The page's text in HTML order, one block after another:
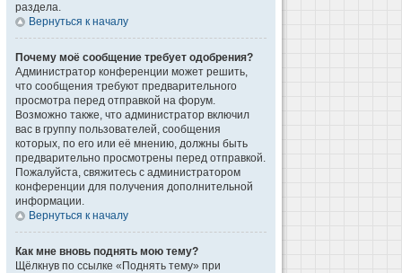
раздела.
Вернуться к началу
Почему моё сообщение требует одобрения?
Администратор конференции может решить,
что сообщения требуют предварительного
просмотра перед отправкой на форум.
Возможно также, что администратор включил
вас в группу пользователей, сообщения
которых, по его или её мнению, должны быть
предварительно просмотрены перед отправкой.
Пожалуйста, свяжитесь с администратором
конференции для получения дополнительной
информации.
Вернуться к началу
Как мне вновь поднять мою тему?
Щёлкнув по ссылке «Поднять тему» при